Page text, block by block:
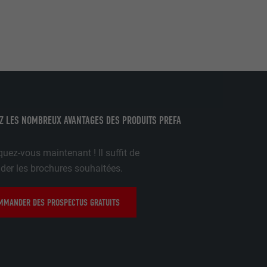
LES NOMBREUX AVANTAGES DES PRODUITS PREFA
vous maintenant ! Il suffit de
les brochures souhaitées.
DES PROSPECTUS GRATUITS
cela les
des